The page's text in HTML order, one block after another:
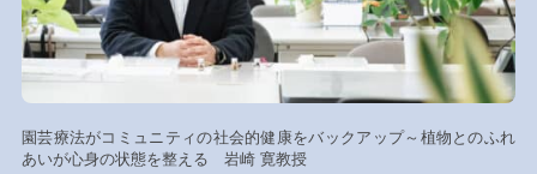
園芸療法がコミュニティの社会的健康をバックアップ～植物とのふれ
あいが心身の状態を整える 岩崎 寛教授